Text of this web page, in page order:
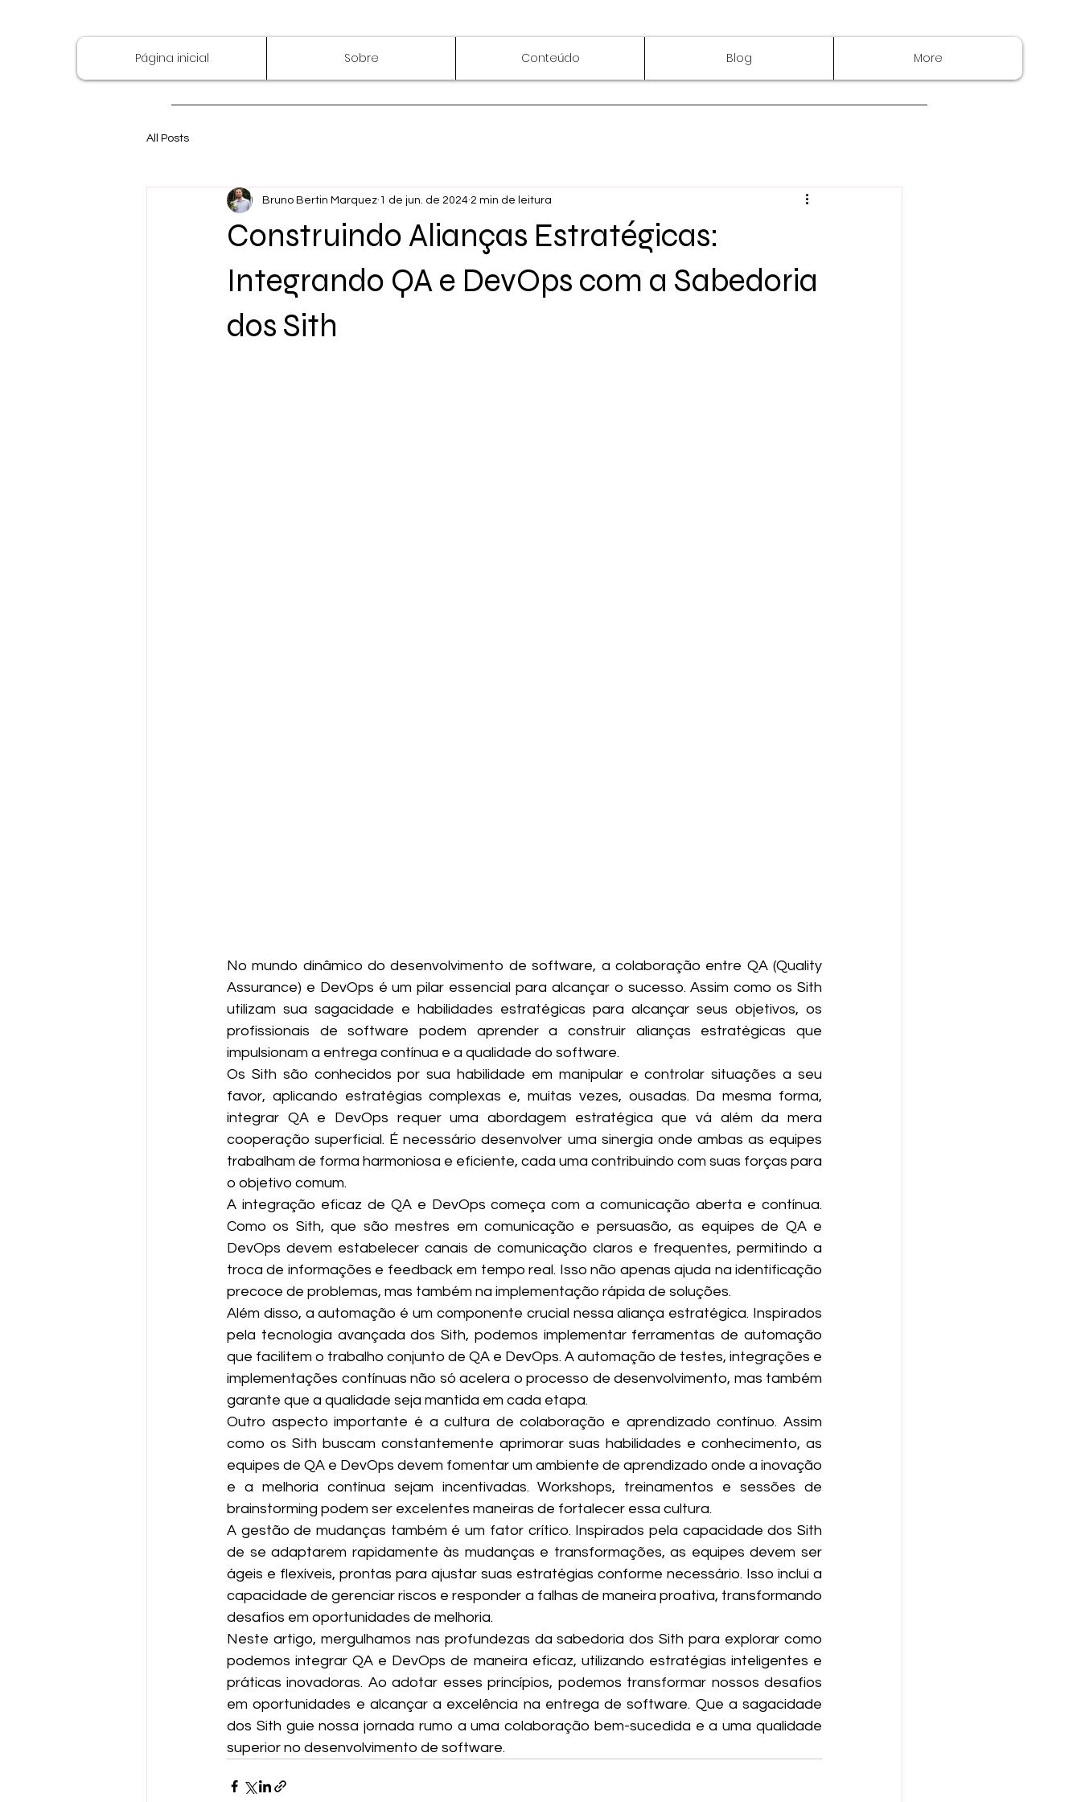
Página inicial Sobre Conteúdo Blog More
All Posts
Construindo Alianças Estratégicas:
Integrando QA e DevOps com a Sabedoria
dos Sith
Bruno Bertin Marquez 1 de jun. de 2024 2 min de leitura
No mundo dinâmico do desenvolvimento de software, a colaboração entre QA (Quality
Assurance) e DevOps é um pilar essencial para alcançar o sucesso. Assim como os Sith
utilizam sua sagacidade e habilidades estratégicas para alcançar seus objetivos, os
profissionais de software podem aprender a construir alianças estratégicas que
impulsionam a entrega contínua e a qualidade do software.
Os Sith são conhecidos por sua habilidade em manipular e controlar situações a seu
favor, aplicando estratégias complexas e, muitas vezes, ousadas. Da mesma forma,
integrar QA e DevOps requer uma abordagem estratégica que vá além da mera
cooperação superficial. É necessário desenvolver uma sinergia onde ambas as equipes
trabalham de forma harmoniosa e eficiente, cada uma contribuindo com suas forças para
o objetivo comum.
A integração eficaz de QA e DevOps começa com a comunicação aberta e contínua.
Como os Sith, que são mestres em comunicação e persuasão, as equipes de QA e
DevOps devem estabelecer canais de comunicação claros e frequentes, permitindo a
troca de informações e feedback em tempo real. Isso não apenas ajuda na identificação
precoce de problemas, mas também na implementação rápida de soluções.
Além disso, a automação é um componente crucial nessa aliança estratégica. Inspirados
pela tecnologia avançada dos Sith, podemos implementar ferramentas de automação
que facilitem o trabalho conjunto de QA e DevOps. A automação de testes, integrações e
implementações contínuas não só acelera o processo de desenvolvimento, mas também
garante que a qualidade seja mantida em cada etapa.
Outro aspecto importante é a cultura de colaboração e aprendizado contínuo. Assim
como os Sith buscam constantemente aprimorar suas habilidades e conhecimento, as
equipes de QA e DevOps devem fomentar um ambiente de aprendizado onde a inovação
e a melhoria contínua sejam incentivadas. Workshops, treinamentos e sessões de
brainstorming podem ser excelentes maneiras de fortalecer essa cultura.
A gestão de mudanças também é um fator crítico. Inspirados pela capacidade dos Sith
de se adaptarem rapidamente às mudanças e transformações, as equipes devem ser
ágeis e flexíveis, prontas para ajustar suas estratégias conforme necessário. Isso inclui a
capacidade de gerenciar riscos e responder a falhas de maneira proativa, transformando
desafios em oportunidades de melhoria.
Neste artigo, mergulhamos nas profundezas da sabedoria dos Sith para explorar como
podemos integrar QA e DevOps de maneira eficaz, utilizando estratégias inteligentes e
práticas inovadoras. Ao adotar esses princípios, podemos transformar nossos desafios
em oportunidades e alcançar a excelência na entrega de software. Que a sagacidade
dos Sith guie nossa jornada rumo a uma colaboração bem-sucedida e a uma qualidade
superior no desenvolvimento de software.